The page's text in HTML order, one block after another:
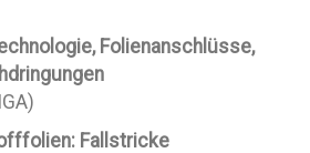
Folienanschlüsse,
Fallstricke